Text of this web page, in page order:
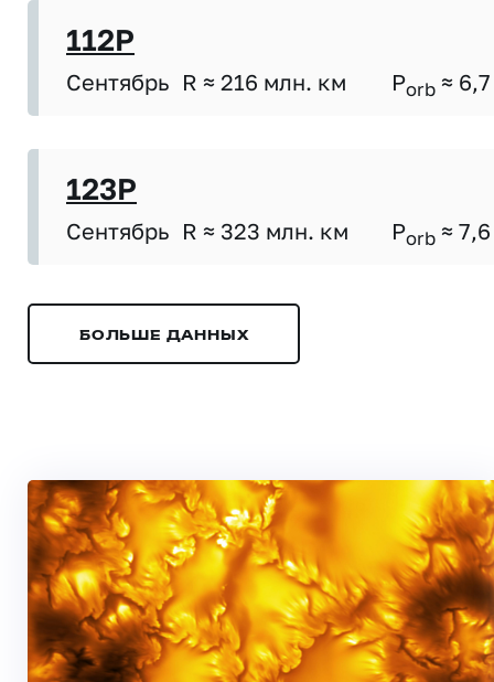
112P
Сентябрь R ≈ 216 млн. км Porb ≈ 6,7
123P
Сентябрь R ≈ 323 млн. км Porb ≈ 7,6
БОЛЬШЕ ДАННЫХ